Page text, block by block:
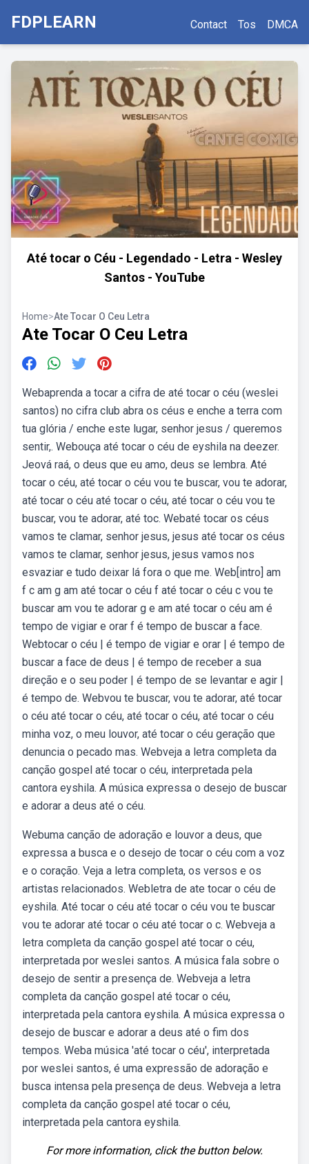
FDPLEARN Contact Tos DMCA
Até tocar o Céu - Legendado - Letra - Wesley
Santos - YouTube
Home>Ate Tocar O Ceu Letra
Ate Tocar O Ceu Letra
Webaprenda a tocar a cifra de até tocar o céu (weslei
santos) no cifra club abra os céus e enche a terra com
tua glória / enche este lugar, senhor jesus / queremos
sentir,. Webouça até tocar o céu de eyshila na deezer.
Jeová raá, o deus que eu amo, deus se lembra. Até
tocar o céu, até tocar o céu vou te buscar, vou te adorar,
até tocar o céu até tocar o céu, até tocar o céu vou te
buscar, vou te adorar, até toc. Webaté tocar os céus
vamos te clamar, senhor jesus, jesus até tocar os céus
vamos te clamar, senhor jesus, jesus vamos nos
esvaziar e tudo deixar lá fora o que me. Web[intro] am
f c am g am até tocar o céu f até tocar o céu c vou te
buscar am vou te adorar g e am até tocar o céu am é
tempo de vigiar e orar f é tempo de buscar a face.
Webtocar o céu | é tempo de vigiar e orar | é tempo de
buscar a face de deus | é tempo de receber a sua
direção e o seu poder | é tempo de se levantar e agir |
é tempo de. Webvou te buscar, vou te adorar, até tocar
o céu até tocar o céu, até tocar o céu, até tocar o céu
minha voz, o meu louvor, até tocar o céu geração que
denuncia o pecado mas. Webveja a letra completa da
canção gospel até tocar o céu, interpretada pela
cantora eyshila. A música expressa o desejo de buscar
e adorar a deus até o céu.
Webuma canção de adoração e louvor a deus, que
expressa a busca e o desejo de tocar o céu com a voz
e o coração. Veja a letra completa, os versos e os
artistas relacionados. Webletra de ate tocar o céu de
eyshila. Até tocar o céu até tocar o céu vou te buscar
vou te adorar até tocar o céu até tocar o c. Webveja a
letra completa da canção gospel até tocar o céu,
interpretada por weslei santos. A música fala sobre o
desejo de sentir a presença de. Webveja a letra
completa da canção gospel até tocar o céu,
interpretada pela cantora eyshila. A música expressa o
desejo de buscar e adorar a deus até o fim dos
tempos. Weba música 'até tocar o céu', interpretada
por weslei santos, é uma expressão de adoração e
busca intensa pela presença de deus. Webveja a letra
completa da canção gospel até tocar o céu,
interpretada pela cantora eyshila.
For more information, click the button below.